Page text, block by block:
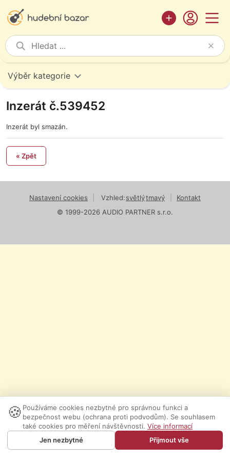
Výběr kategorie
Inzerát č.539452
Inzerát byl smazán.
« Zpět
Nastavení cookies Vzhled:světlýtmavý
Kontakt
© 1999-2026 AUDIO PARTNER s.r.o.
🍪 Používáme cookies nezbytné pro správnou funkci a
bezpečnost webu (ochrana proti podvodům). Se souhlasem
také cookies pro měření návštěvnosti. Více informací
Jen nezbytné
Přijmout vše